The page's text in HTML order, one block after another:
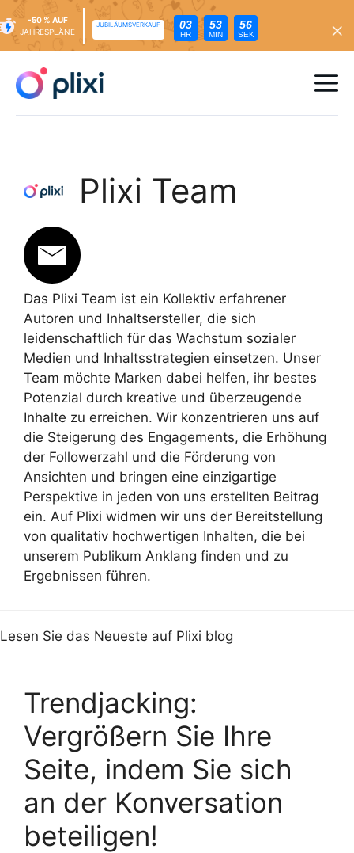
Inhalt
springen
-50 % AUF
JAHRESPLÄNE
JUBILÄUMSVERKAUF 03
HR
53
MIN
54
SEK
Plixi Team
Das Plixi Team ist ein Kollektiv erfahrener
Autoren und Inhaltsersteller, die sich
leidenschaftlich für das Wachstum sozialer
Medien und Inhaltsstrategien einsetzen. Unser
Team möchte Marken dabei helfen, ihr bestes
Potenzial durch kreative und überzeugende
Inhalte zu erreichen. Wir konzentrieren uns auf
die Steigerung des Engagements, die Erhöhung
der Followerzahl und die Förderung von
Ansichten und bringen eine einzigartige
Perspektive in jeden von uns erstellten Beitrag
ein. Auf Plixi widmen wir uns der Bereitstellung
von qualitativ hochwertigen Inhalten, die bei
unserem Publikum Anklang finden und zu
Ergebnissen führen.
Lesen Sie das Neueste auf Plixi blog
Trendjacking:
Vergrößern Sie Ihre
Seite, indem Sie sich
an der Konversation
beteiligen!